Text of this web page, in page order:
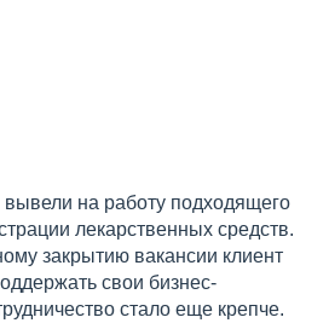
на работу подходящего
лекарственных средств.
закрытию вакансии клиент
свои бизнес-
стало еще крепче.